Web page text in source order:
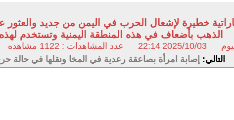
خطيرة لإشعال الحرب في اليمن من جديد والعثور
الذهب بأضعاف في هذه المنطقة اليمنية وتستخدم لهذه
2025/10/03
22:14 عدد المشاهدات : 1122 مشاهده
التالي: إصابة امرأة بصاعقة رعدية في المخا ونقلها في حالة